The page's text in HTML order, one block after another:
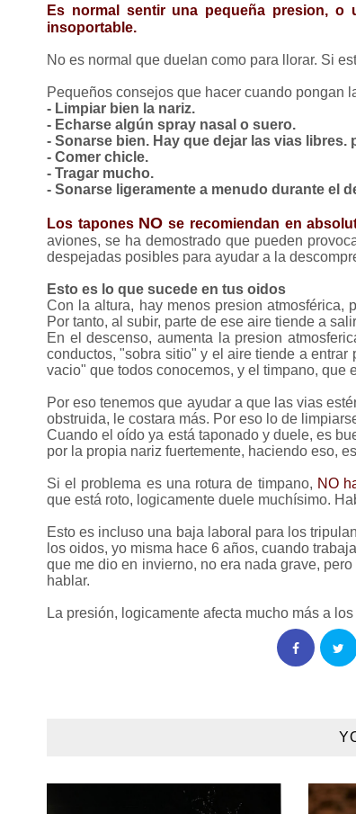
Es normal sentir una pequeña presion, o
insoportable.
No es normal que duelan como para llorar. Si
Pequeños consejos que hacer cuando pongan
- Limpiar bien la nariz.
- Echarse algún spray nasal o suero.
- Sonarse bien. Hay que dejar las vias
- Comer chicle.
- Tragar mucho.
- Sonarse ligeramente a menudo durante el
Los tapones NO se recomiendan en
aviones, se ha demostrado que pueden
despejadas posibles para ayudar a la
Esto es lo que sucede en tus oidos
Con la altura, hay menos presion atmosférica,
Por tanto, al subir, parte de ese aire tiende a
En el descenso, aumenta la presion
conductos, "sobra sitio" y el aire tiende a
vacio" que todos conocemos, y el timpano, que
Por eso tenemos que ayudar a que las vias
obstruida, le costara más. Por eso lo de
Cuando el oído ya está taponado y duele, es
por la propia nariz fuertemente, haciendo eso,
Si el problema es una rotura de timpano, NO
que está roto, logicamente duele muchísimo.
Esto es incluso una baja laboral para los
los oidos, yo misma hace 6 años, cuando
que me dio en invierno, no era nada grave,
hablar.
La presión, logicamente afecta mucho más a